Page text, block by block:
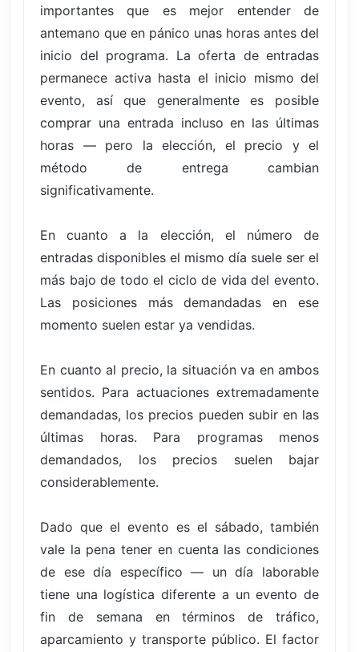
importantes que es mejor entender de
antemano que en pánico unas horas antes del
inicio del programa. La oferta de entradas
permanece activa hasta el inicio mismo del
evento, así que generalmente es posible
comprar una entrada incluso en las últimas
horas — pero la elección, el precio y el
método de entrega cambian
significativamente.
En cuanto a la elección, el número de
entradas disponibles el mismo día suele ser el
más bajo de todo el ciclo de vida del evento.
Las posiciones más demandadas en ese
momento suelen estar ya vendidas.
En cuanto al precio, la situación va en ambos
sentidos. Para actuaciones extremadamente
demandadas, los precios pueden subir en las
últimas horas. Para programas menos
demandados, los precios suelen bajar
considerablemente.
Dado que el evento es el sábado, también
vale la pena tener en cuenta las condiciones
de ese día específico — un día laborable
tiene una logística diferente a un evento de
fin de semana en términos de tráfico,
aparcamiento y transporte público. El factor